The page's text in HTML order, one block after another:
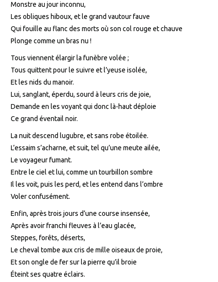
Monstre au jour inconnu,
Les obliques hiboux, et le grand vautour fauve
Qui fouille au flanc des morts où son col rouge et chauve
Plonge comme un bras nu !
Tous viennent élargir la funèbre volée ;
Tous quittent pour le suivre et l’yeuse isolée,
Et les nids du manoir.
Lui, sanglant, éperdu, sourd à leurs cris de joie,
Demande en les voyant qui donc là-haut déploie
Ce grand éventail noir.
La nuit descend lugubre, et sans robe étoilée.
L’essaim s’acharne, et suit, tel qu’une meute ailée,
Le voyageur fumant.
Entre le ciel et lui, comme un tourbillon sombre
Il les voit, puis les perd, et les entend dans l’ombre
Voler confusément.
Enfin, après trois jours d’une course insensée,
Après avoir franchi fleuves à l’eau glacée,
Steppes, forêts, déserts,
Le cheval tombe aux cris de mille oiseaux de proie,
Et son ongle de fer sur la pierre qu’il broie
Éteint ses quatre éclairs.